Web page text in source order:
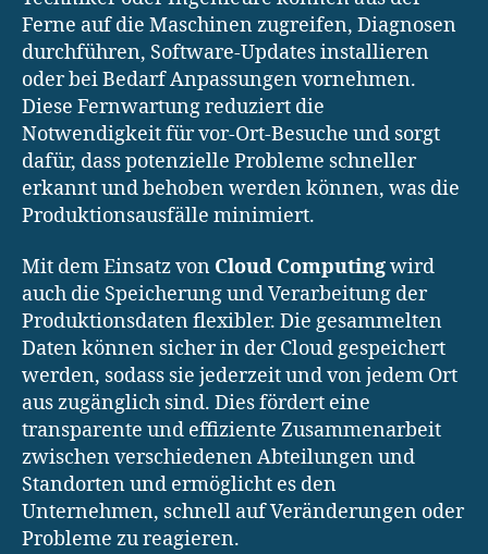
Ferne auf die Maschinen zugreifen, Diagnosen
durchführen, Software-Updates installieren
oder bei Bedarf Anpassungen vornehmen.
Diese Fernwartung reduziert die
Notwendigkeit für vor-Ort-Besuche und sorgt
dafür, dass potenzielle Probleme schneller
erkannt und behoben werden können, was die
Produktionsausfälle minimiert.
Mit dem Einsatz von Cloud Computingwird
auch die Speicherung und Verarbeitung der
Produktionsdaten flexibler. Die gesammelten
Daten können sicher in der Cloud gespeichert
werden, sodass sie jederzeit und von jedem Ort
aus zugänglich sind. Dies fördert eine
transparente und effiziente Zusammenarbeit
zwischen verschiedenen Abteilungen und
Standorten und ermöglicht es den
Unternehmen, schnell auf Veränderungen oder
Probleme zu reagieren.